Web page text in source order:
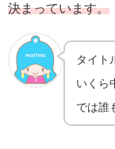
決まっています。
タイト
いくら
では誰